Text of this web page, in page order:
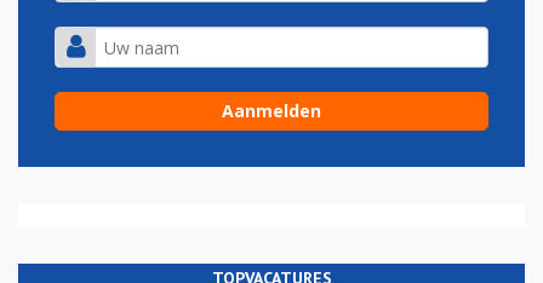
TOPVACATURES